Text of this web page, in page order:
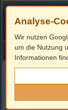
HOME
Analyse-
Wir nutzen
um die Nutzung
Informationen